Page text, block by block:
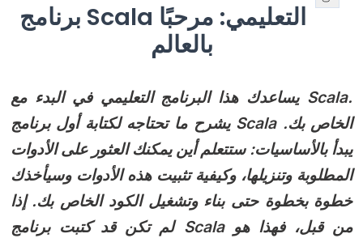
برنامج Scala التعليمي: مرحبًا
بالعالم
يساعدك هذا البرنامج التعليمي في البدء مع Scala.
يشرح ما تحتاجه لكتابة أول برنامج Scala الخاص بك.
يبدأ بالأساسيات: ستتعلم أين يمكنك العثور على الأدوات
المطلوبة وتنزيلها، وكيفية تثبيت هذه الأدوات وسيأخذك
خطوة بخطوة حتى بناء وتشغيل الكود الخاص بك. إذا
لم تكن قد كتبت برنامج Scala من قبل، فهذا هو